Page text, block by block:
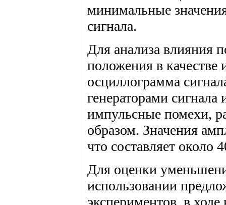
минимальные
сигнала.
Для анализа влияния
положения в качестве
осциллограмма
генераторами
импульсные помехи,
образом. Значения
что составляет около
Для оценки
использовании
экспериментов, в